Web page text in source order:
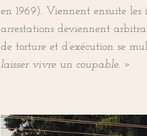
en 1969). Viennent ensuite les
arrestations deviennent
de torture et d’exécution se
laisser vivre un coupable. »